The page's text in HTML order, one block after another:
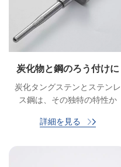
炭化物と鋼のろう付けに
よる自動車用スパークプ
ラグの打ち抜き金型パン
炭化タングステンとステンレ
ス鋼は、その独特の特性か
れています。これらの材料で
詳細を見る